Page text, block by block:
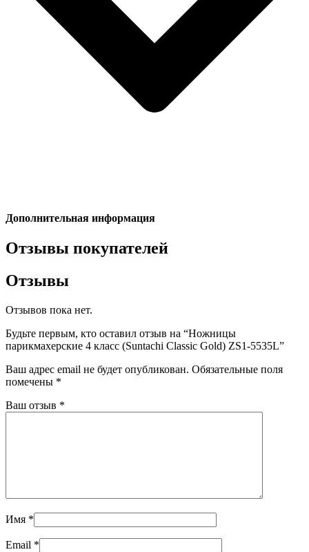
Дополнительная информация
Отзывы покупателей
Отзывы
Отзывов пока нет.
Будьте первым, кто оставил отзыв на “Ножницы
парикмахерские 4 класс (Suntachi Classic Gold) ZS1-5535L”
Ваш адрес email не будет опубликован. Обязательные поля
помечены *
Ваш отзыв *
Имя *
Email *